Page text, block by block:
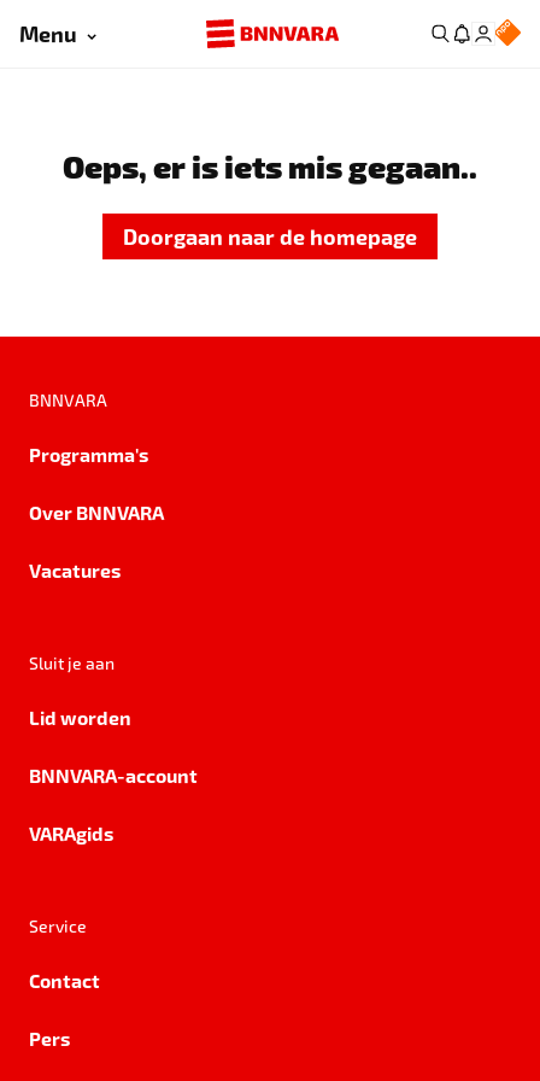
Menu
Oeps, er is iets mis gegaan..
Doorgaan naar de homepage
BNNVARA
Programma's
Over BNNVARA
Vacatures
Sluit je aan
Lid worden
BNNVARA-account
VARAgids
Service
Contact
Pers